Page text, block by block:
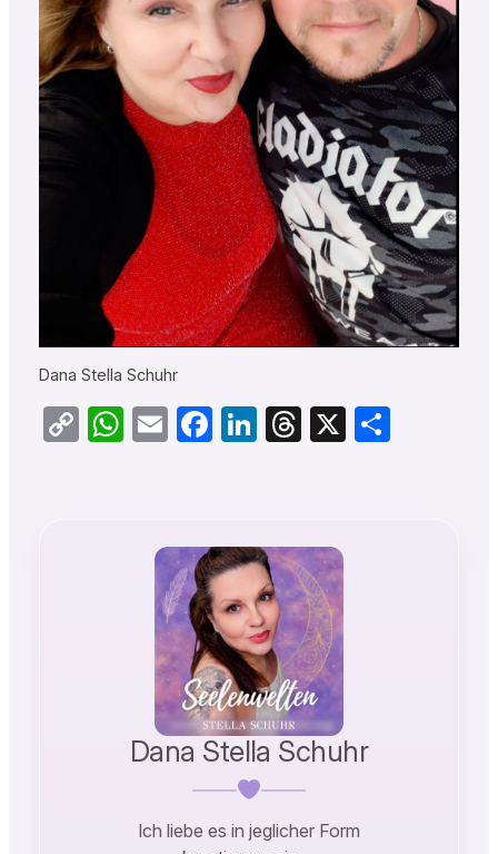
Dana Stella Schuhr
CopyWhatsApp
EmailFacebook
LinkedIn
Threads
X Teilen
Dana Stella Schuhr
Ich liebe es in jeglicher Form